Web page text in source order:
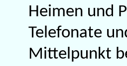
Heimen und
Telefonate
Mittelpunkt